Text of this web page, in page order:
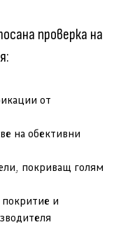
проверка на
от
на обективни
покриващ голям
и